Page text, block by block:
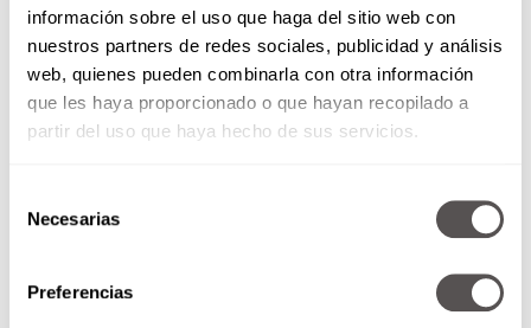
información sobre el uso que haga del sitio web con
nuestros partners de redes sociales, publicidad y análisis
web, quienes pueden combinarla con otra información
que les haya proporcionado o que hayan recopilado a
partir del uso que haya hecho de sus servicios.
Necesarias
Preferencias
El estrés afecta la salud física y
emocional, con estos sencillos
consejos atácalo.